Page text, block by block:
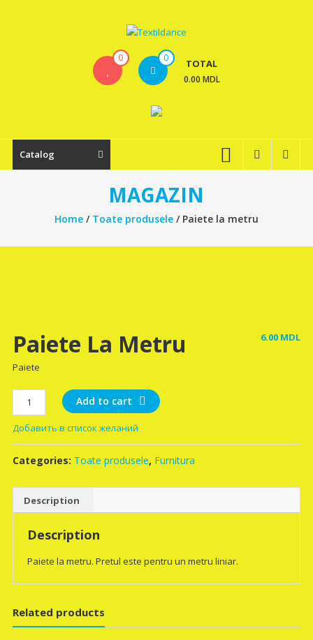
Textildance.md
0 0 TOTAL
0.00 MDL
Catalog
MAGAZIN
Home/ Toate produsele/ Paiete la metru
Paiete La Metru 6.00 MDL
Paiete
Paiete
la
metru
quantity
Add to cart
Добавить в список желаний
Categories: Toate produsele, Furnitura
Description
Description
Paiete la metru. Pretul este pentru un metru liniar.
Related products